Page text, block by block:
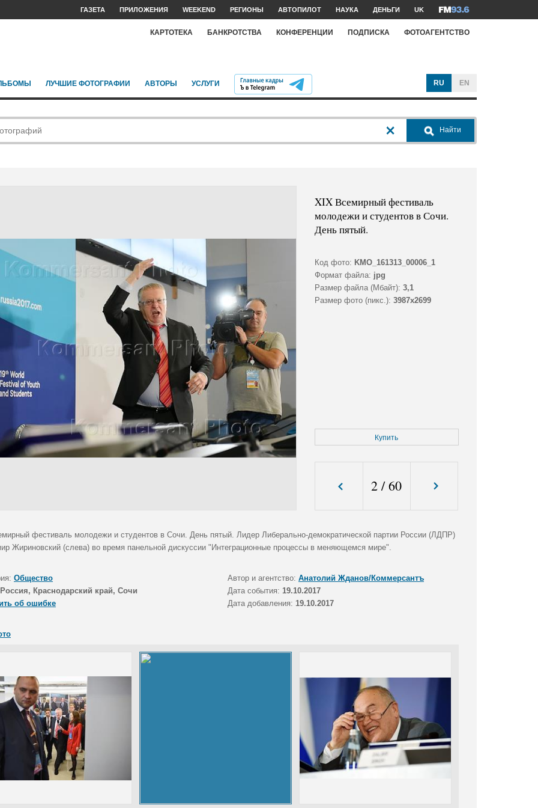
ГАЗЕТА ПРИЛОЖЕНИЯ WEEKEND РЕГИОНЫ АВТОПИЛОТ НАУКА ДЕНЬГИ UK
КАРТОТЕКА БАНКРОТСТВА КОНФЕРЕНЦИИ ПОДПИСКА ФОТОАГЕНТСТВО
ЛУЧШИЕ ФОТОГРАФИИ АВТОРЫ УСЛУГИ RU EN
Найти
XIX Всемирный фестиваль
молодежи и студентов в Сочи.
День пятый.
Код фото: KMO_161313_00006_1
Формат файла: jpg
Размер файла (Мбайт): 3,1
Размер фото (пикс.): 3987x2699
Купить
2 /60
фестиваль молодежи и студентов в Сочи. День пятый. Лидер Либерально-демократической партии России (ЛДПР)
Жириновский (слева) во время панельной дискуссии "Интеграционные процессы в меняющемся мире".
Общество Автор и агентство: Анатолий Жданов/Коммерсантъ
Россия, Краснодарский край, Сочи Дата события: 19.10.2017
об ошибке
Дата добавления: 19.10.2017